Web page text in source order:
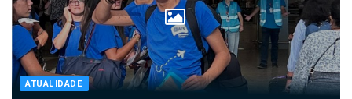
ATUALIDADE